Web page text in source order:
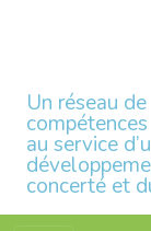
Un réseau de
compétences
au service
concerté et